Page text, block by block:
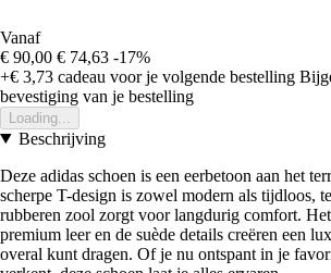
Vanaf
€ 90,00 € 74,63 -17%
+€ 3,73 cadeau voor je volgende bestelling
bevestiging van je bestelling
Loading...
Beschrijving
Deze adidas schoen is een eerbetoon aan het
scherpe T-design is zowel modern als tijdloos,
rubberen zool zorgt voor langdurig comfort.
premium leer en de suède details creëren een
overal kunt dragen. Of je nu ontspant in je